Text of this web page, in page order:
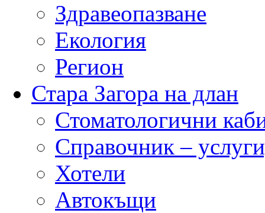
Здравеопазване
Екология
Регион
Стара Загора на длан
Стоматологични
Справочник –
Хотели
Автокъщи